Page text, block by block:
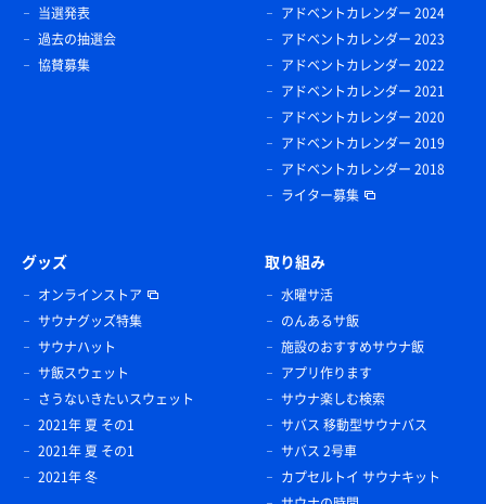
当選発表
過去の抽選会
協賛募集
アドベントカレンダー 2024
アドベントカレンダー 2023
アドベントカレンダー 2022
アドベントカレンダー 2021
アドベントカレンダー 2020
アドベントカレンダー 2019
アドベントカレンダー 2018
ライター募集
グッズ
オンラインストア
サウナグッズ特集
サウナハット
サ飯スウェット
さうないきたいスウェット
2021年 夏 その1
2021年 夏 その1
2021年 冬
取り組み
水曜サ活
のんあるサ飯
施設のおすすめサウナ飯
アプリ作ります
サウナ楽しむ検索
サバス 移動型サウナバス
サバス 2号車
カプセルトイ サウナキット